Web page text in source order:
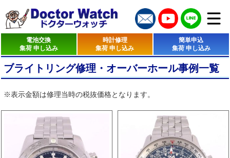
電池交換
集荷 申し込み
時計修理
集荷 申し込み
簡単申込
集荷 申し込み
ブライトリング修理・オーバーホール事例一覧
※表示金額は修理当時の税抜価格となります。